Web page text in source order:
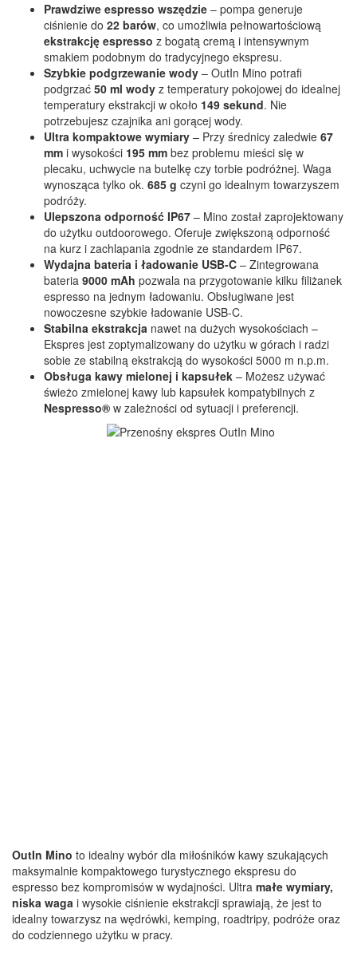
Prawdziwe espresso wszędzie – pompa generuje
ciśnienie do 22 barów, co umożliwia pełnowartościową
ekstrakcję espresso z bogatą cremą i intensywnym
smakiem podobnym do tradycyjnego ekspresu.
Szybkie podgrzewanie wody – OutIn Mino potrafi
podgrzać 50 ml wody z temperatury pokojowej do idealnej
temperatury ekstrakcji w około 149 sekund. Nie
potrzebujesz czajnika ani gorącej wody.
Ultra kompaktowe wymiary – Przy średnicy zaledwie 67
mm i wysokości 195 mm bez problemu mieści się w
plecaku, uchwycie na butelkę czy torbie podróżnej. Waga
wynosząca tylko ok. 685 g czyni go idealnym towarzyszem
podróży.
Ulepszona odporność IP67 – Mino został zaprojektowany
do użytku outdoorowego. Oferuje zwiększoną odporność
na kurz i zachlapania zgodnie ze standardem IP67.
Wydajna bateria i ładowanie USB-C – Zintegrowana
bateria 9000 mAh pozwala na przygotowanie kilku filiżanek
espresso na jednym ładowaniu. Obsługiwane jest
nowoczesne szybkie ładowanie USB-C.
Stabilna ekstrakcja nawet na dużych wysokościach –
Ekspres jest zoptymalizowany do użytku w górach i radzi
sobie ze stabilną ekstrakcją do wysokości 5000 m n.p.m.
Obsługa kawy mielonej i kapsułek – Możesz używać
świeżo zmielonej kawy lub kapsułek kompatybilnych z
Nespresso® w zależności od sytuacji i preferencji.
OutIn Mino to idealny wybór dla miłośników kawy szukających
maksymalnie kompaktowego turystycznego ekspresu do
espresso bez kompromisów w wydajności. Ultra małe wymiary,
niska waga i wysokie ciśnienie ekstrakcji sprawiają, że jest to
idealny towarzysz na wędrówki, kemping, roadtripy, podróże oraz
do codziennego użytku w pracy.